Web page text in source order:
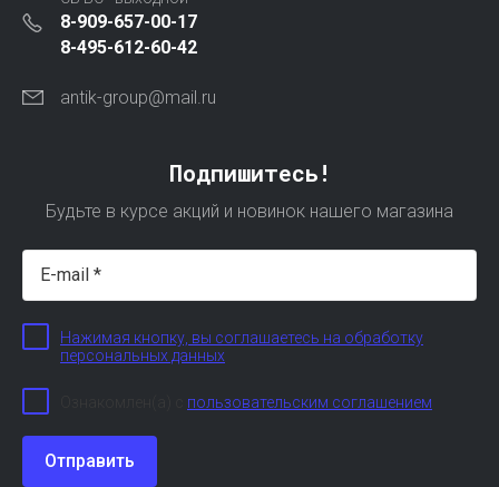
8-909-657-00-17
8-495-612-60-42
antik-group@mail.ru
Подпишитесь!
Будьте в курсе акций и новинок нашего магазина
Нажимая кнопку, вы соглашаетесь на обработку
персональных данных
пользовательским соглашением
Отправить